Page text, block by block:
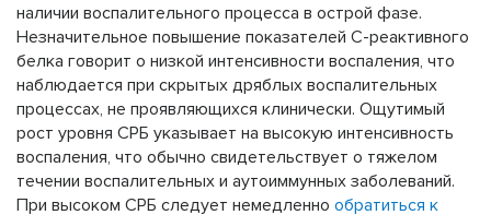
наличии воспалительного процесса в острой фазе.
Незначительное повышение показателей С-реактивного
белка говорит о низкой интенсивности воспаления, что
наблюдается при скрытых дряблых воспалительных
процессах, не проявляющихся клинически. Ощутимый
рост уровня СРБ указывает на высокую интенсивность
воспаления, что обычно свидетельствует о тяжелом
течении воспалительных и аутоиммунных заболеваний.
При высоком СРБ следует немедленно обратиться к